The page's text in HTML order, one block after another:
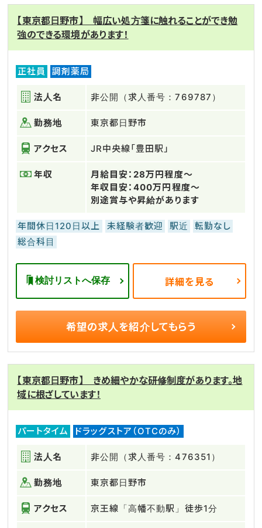
【東京都日野市】 幅広い処方箋に触れることができ勉
強のできる環境があります！
正社員 調剤薬局
法人名 非公開（求人番号：769787）
勤務地 東京都日野市
アクセス JR中央線「豊田駅」
年収
月給目安：28万円程度～
年収目安：400万円程度～
別途賞与や昇給があります
年間休日120日以上 未経験者歓迎 駅近
転勤なし
総合科目
検討リストへ保存 詳細を見る
希望の求人を紹介してもらう
【東京都日野市】 きめ細やかな研修制度があります。地
域に根ざしています！
パートタイム ドラッグストア（OTCのみ）
法人名 非公開（求人番号：476351）
勤務地 東京都日野市
アクセス 京王線「高幡不動駅」徒歩1分